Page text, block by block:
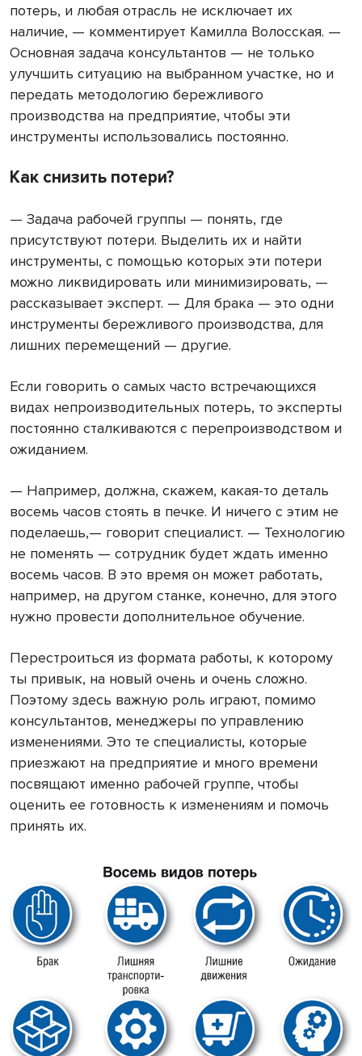
потерь, и любая отрасль не исключает их
наличие, — комментирует Камилла Волосская. —
Основная задача консультантов — не только
улучшить ситуацию на выбранном участке, но и
передать методологию бережливого
производства на предприятие, чтобы эти
инструменты использовались постоянно.
Как снизить потери?
— Задача рабочей группы — понять, где
присутствуют потери. Выделить их и найти
инструменты, с помощью которых эти потери
можно ликвидировать или минимизировать, —
рассказывает эксперт. — Для брака — это одни
инструменты бережливого производства, для
лишних перемещений — другие.
Если говорить о самых часто встречающихся
видах непроизводительных потерь, то эксперты
постоянно сталкиваются с перепроизводством и
ожиданием.
— Например, должна, скажем, какая-то деталь
восемь часов стоять в печке. И ничего с этим не
поделаешь,— говорит специалист. — Технологию
не поменять — сотрудник будет ждать именно
восемь часов. В это время он может работать,
например, на другом станке, конечно, для этого
нужно провести дополнительное обучение.
Перестроиться из формата работы, к которому
ты привык, на новый очень и очень сложно.
Поэтому здесь важную роль играют, помимо
консультантов, менеджеры по управлению
изменениями. Это те специалисты, которые
приезжают на предприятие и много времени
посвящают именно рабочей группе, чтобы
оценить ее готовность к изменениям и помочь
принять их.